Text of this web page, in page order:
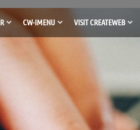
CW-IMENU VISIT CREATEWEB